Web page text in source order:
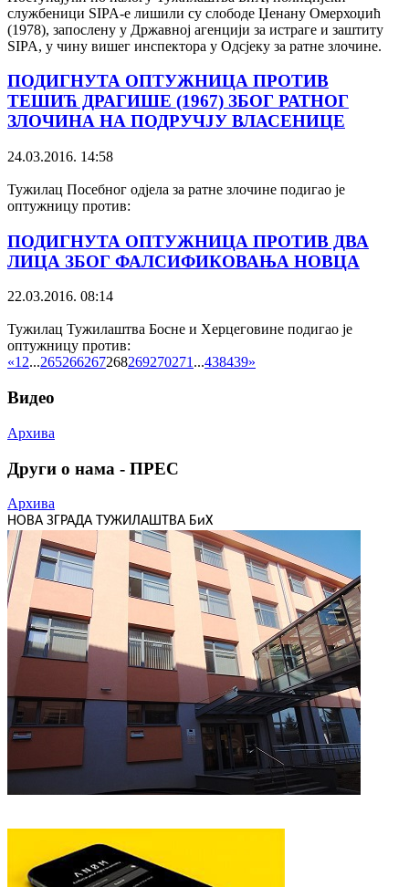
службеници SIPA-е лишили су слободе Џенану Омерхоџић
(1978), запослену у Државној агенцији за истраге и заштиту
SIPA, у чину вишег инспектора у Одсјеку за ратне злочине.
ПОДИГНУТА ОПТУЖНИЦА ПРОТИВ
ТЕШИЋ ДРАГИШЕ (1967) ЗБОГ РАТНОГ
ЗЛОЧИНА НА ПОДРУЧЈУ ВЛАСЕНИЦЕ
24.03.2016. 14:58
Тужилац Посебног одјела за ратне злочине подигао је
оптужницу против:
ПОДИГНУТА ОПТУЖНИЦА ПРОТИВ ДВА
ЛИЦА ЗБОГ ФАЛСИФИКОВАЊА НОВЦА
22.03.2016. 08:14
Тужилац Тужилаштва Босне и Херцеговине подигао је
оптужницу против:
«12...265266267268269270271...438439»
Видео
Архива
Други о нама - ПРЕС
Архива
НОВА ЗГРАДА ТУЖИЛАШТВА БиХ